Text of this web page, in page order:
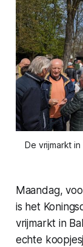
De vrijmarkt
Maandag,
is het
vrijmarkt in
echte